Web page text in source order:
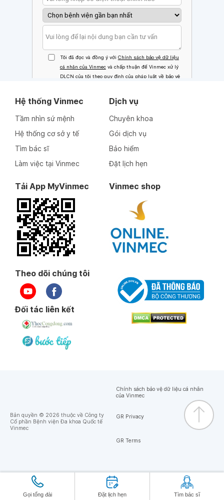
Gọi tổng đài Đặt lịch hẹn Tìm bác sĩ
Hệ thống Vinmec
Tầm nhìn sứ mệnh
Hệ thống cơ sở y tế
Tìm bác sĩ
Làm việc tại Vinmec
Dịch vụ
Chuyên khoa
Gói dịch vụ
Bảo hiểm
Đặt lịch hẹn
Tải App MyVinmec Vinmec shop
Theo dõi chúng tôi
Đối tác liên kết
Bản quyền © 2026 thuộc về Công ty
Cổ phần Bệnh viện Đa khoa Quốc tế
Vinmec
Chính sách bảo vệ dữ liệu cá nhân
của Vinmec
GR Privacy
GR Terms